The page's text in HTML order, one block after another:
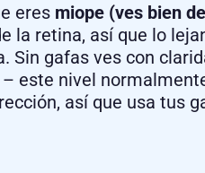
eres miope (ves bien
la retina, así que lo
Sin gafas ves con
este nivel
así que usa tus